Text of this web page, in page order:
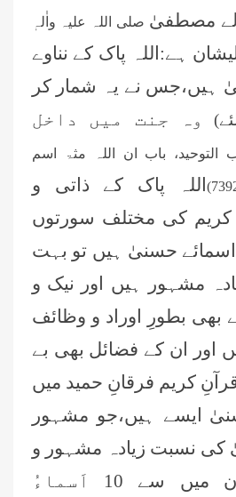
مصطفیٰ صلی اللہ علیہ واٰلہٖ
ہے:اللہ پاک کے نناوے
ہیں،جس نے یہ شمار کر
وہ جنت میں داخل
التوحید، باب ان اللہ مثۃ اسم
اللہ پاک کے ذاتی و
کریم کی مختلف سورتوں
حسنیٰ ہیں تو بہت
مگر 99 زیادہ مشہور ہیں اور نیک و
بھی بطورِ اوراد و وظائف
اور ان کے فضائل بھی بے
کریم فرقانِ حمید میں
ایسے ہیں،جو مشہور
کی نسبت زیادہ مشہور و
معروف ہیں، ان میں سے 10 اَسماءُ